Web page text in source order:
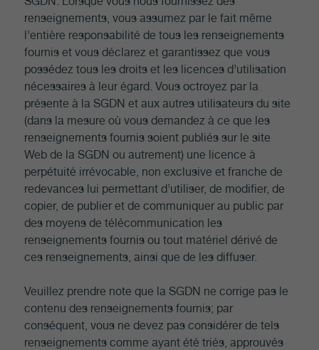
renseignements, vous assumez par le fait même
l’entière responsabilité de tous les renseignements
fournis et vous déclarez et garantissez que vous
possédez tous les droits et les licences d’utilisation
nécessaires à leur égard. Vous octroyez par la
présente à la SGDN et aux autres utilisateurs du site
(dans la mesure où vous demandez à ce que les
renseignements fournis soient publiés sur le site
Web de la SGDN ou autrement) une licence à
perpétuité irrévocable, non exclusive et franche de
redevances lui permettant d’utiliser, de modifier, de
copier, de publier et de communiquer au public par
des moyens de télécommunication les
renseignements fournis ou tout matériel dérivé de
ces renseignements, ainsi que de les diffuser.
Veuillez prendre note que la SGDN ne corrige pas le
contenu des renseignements fournis; par
conséquent, vous ne devez pas considérer de tels
renseignements comme ayant été triés, approuvés